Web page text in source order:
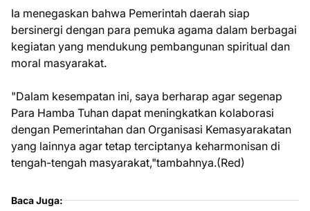
Ia menegaskan bahwa Pemerintah daerah siap
bersinergi dengan para pemuka agama dalam berbagai
kegiatan yang mendukung pembangunan spiritual dan
moral masyarakat.
"Dalam kesempatan ini, saya berharap agar segenap
Para Hamba Tuhan dapat meningkatkan kolaborasi
dengan Pemerintahan dan Organisasi Kemasyarakatan
yang lainnya agar tetap terciptanya keharmonisan di
tengah-tengah masyarakat,"tambahnya.(Red)
Baca Juga: